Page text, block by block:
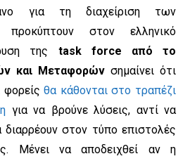
για τη διαχείριση των
στον ελληνικό
της task force από το
και Μεταφορών σημαίνει ότι
φορείςθα κάθονται στο τραπέζι
για να βρούνε λύσεις, αντί να
στον τύπο επιστολές
Μένει να αποδειχθεί αν η